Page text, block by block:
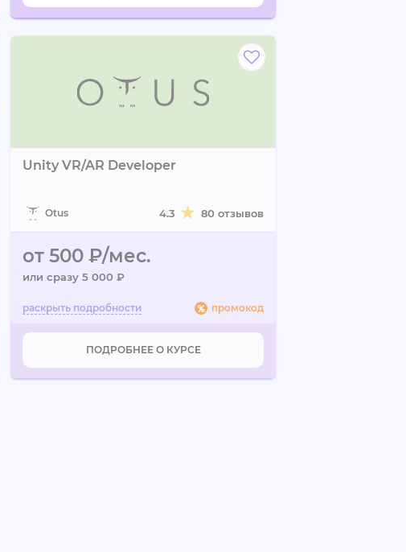
Unity VR/AR Developer
Otus 4.3 80 отзывов
от 500 ₽/мес.
или сразу 5 000 ₽
промокод
ПОДРОБНЕЕ О КУРСЕ